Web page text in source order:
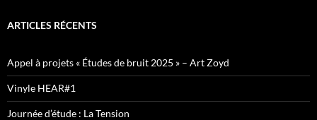
ARTICLES RÉCENTS
Appel à projets « Études de bruit 2025 » – Art Zoyd
Vinyle HEAR#1
Journée d’étude : La Tension